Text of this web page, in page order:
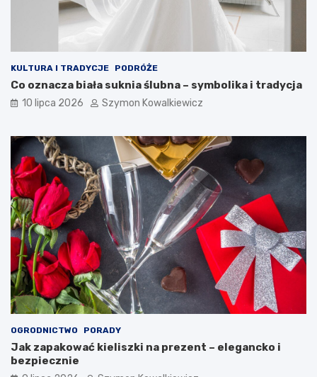
KULTURA I TRADYCJE PODRÓŻE
Co oznacza biała suknia ślubna – symbolika i tradycja
10 lipca 2026 Szymon Kowalkiewicz
OGRODNICTWO PORADY
Jak zapakować kieliszki na prezent – elegancko i
bezpiecznie